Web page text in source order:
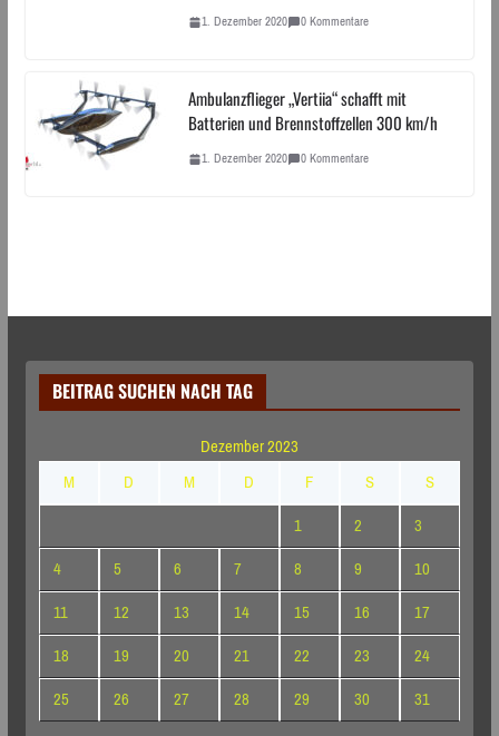
1. Dezember 2020 0 Kommentare
Ambulanzflieger „Vertiia“ schafft mit
Batterien und Brennstoffzellen 300 km/h
1. Dezember 2020 0 Kommentare
BEITRAG SUCHEN NACH TAG
Dezember 2023
M
D M D F S
S
1
2
3
4
5 6 7 8 9
10
11
12 13 14 15 16
17
18
19 20 21 22 23
24
25
26 27 28 29 30
31